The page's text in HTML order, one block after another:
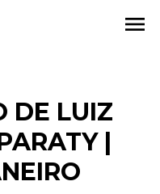
menu
DE LUIZ
|